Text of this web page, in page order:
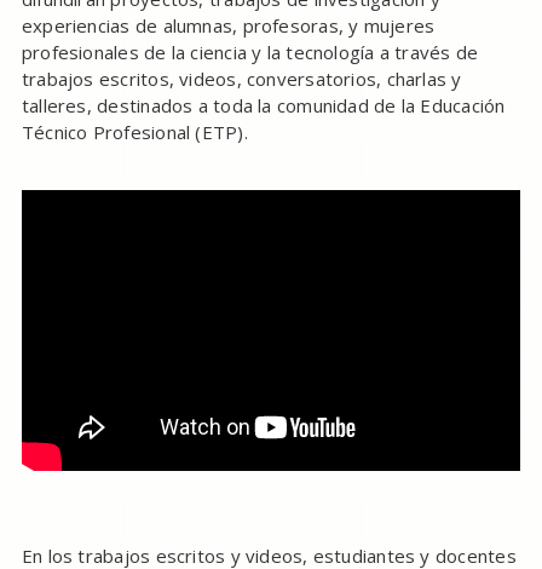
experiencias de alumnas, profesoras, y mujeres
profesionales de la ciencia y la tecnología a través de
trabajos escritos, videos, conversatorios, charlas y
talleres, destinados a toda la comunidad de la Educación
Técnico Profesional (ETP).
En los trabajos escritos y videos, estudiantes y docentes